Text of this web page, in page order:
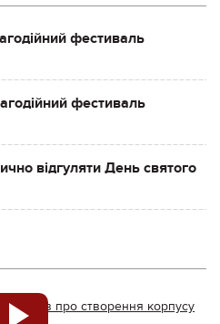
фестиваль
фестиваль
відгуляти День святого